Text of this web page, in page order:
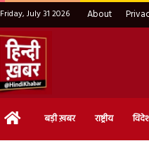
Friday, July 31 2026 About
Home बड़ी ख़बर राष्ट्रीय